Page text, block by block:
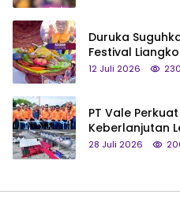
Duruka
Festival
hingga
12 Juli 2026 230
PT Vale
Keberlanjutan
28 Juli 2026